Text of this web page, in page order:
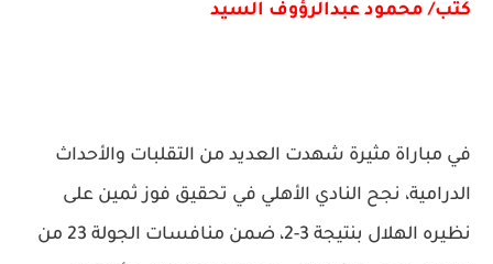
كتب/ محمود عبدالرؤوف السيد
في مباراة مثيرة شهدت العديد من التقلبات والأحداث
الدرامية، نجح النادي الأهلي في تحقيق فوز ثمين على
نظيره الهلال بنتيجة 3-2، ضمن منافسات الجولة 23 من